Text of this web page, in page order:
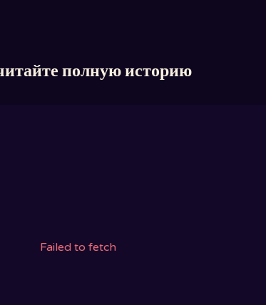
полную историю
Failed to fetch